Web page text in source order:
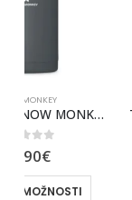
IZBERITE